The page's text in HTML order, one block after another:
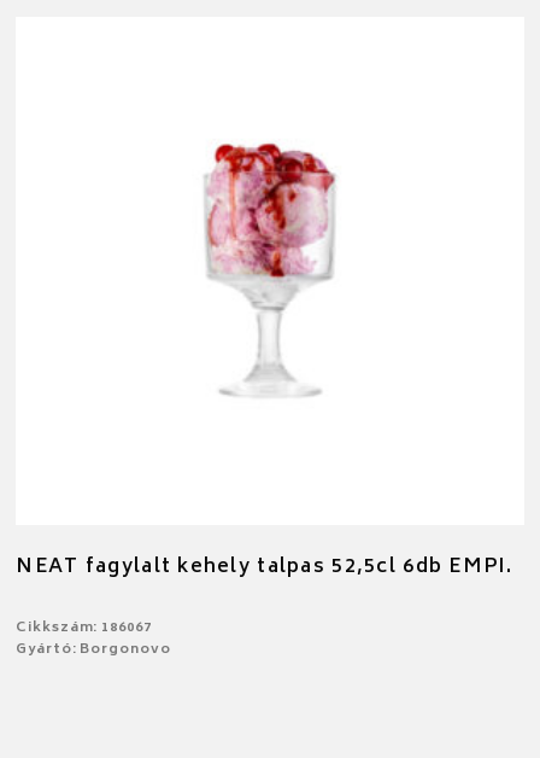
NEAT fagylalt kehely talpas 52,5cl 6db EMPI.
Cikkszám: 186067
Gyártó: Borgonovo